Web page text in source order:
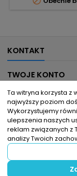
KONTAKT
TWOJE KONTO
INFORMACJE DLA
PRODUKTY
© Copyright 2026
Ta witryna korzysta z
najwyższy poziom
Wykorzystujemy
ulepszenia naszych
reklam związanych z
analizy Twoich